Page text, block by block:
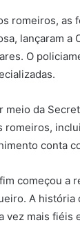
romeiros, as
lançaram a
O
meio da
conta
começou a
A
vez mais fiéis